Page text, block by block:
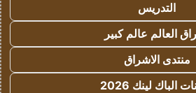
التدريس
العالم عالم كبير
منتدى الاشراق
الباك لينك 2026